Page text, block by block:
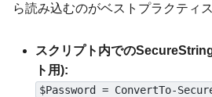
ら読み込むのがベストプラクティス
スクリプト内での
ト用):
$Password = ConvertTo-